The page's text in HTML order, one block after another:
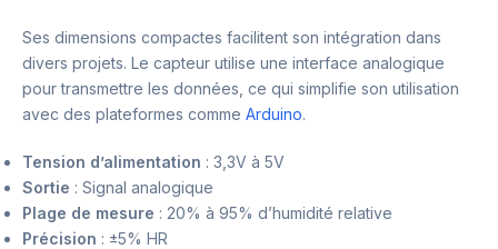
Ses dimensions compactes facilitent son intégration dans
divers projets. Le capteur utilise une interface analogique
pour transmettre les données, ce qui simplifie son utilisation
avec des plateformes comme Arduino.
Tension d’alimentation : 3,3V à 5V
Sortie : Signal analogique
Plage de mesure : 20% à 95% d’humidité relative
Précision : ±5% HR